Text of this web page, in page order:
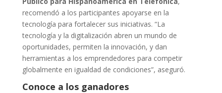
recomendó a los participantes apoyarse en la
tecnología para fortalecer sus iniciativas. “La
tecnología y la digitalización abren un mundo de
oportunidades, permiten la innovación, y dan
herramientas a los emprendedores para competir
globalmente en igualdad de condiciones”, aseguró.
Conoce a los ganadores